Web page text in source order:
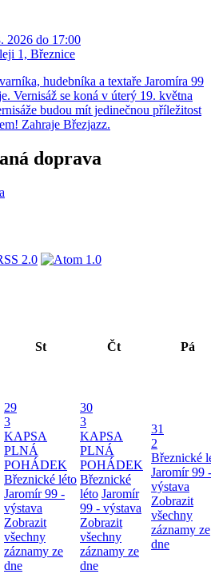
2026 do 17:00
1, Březnice
hudebníka a textaře Jaromíra 99
Vernisáž se koná v úterý 19. května
budou mít jedinečnou příležitost
Zahraje Březjazz.
doprava
St Čt Pá
29
3
KAPSA
PLNÁ
POHÁDEK
Březnické léto
Jaromír 99 -
výstava
Zobrazit
všechny
záznamy ze
dne
30
3
KAPSA
PLNÁ
POHÁDEK
Březnické
léto Jaromír
99 - výstava
Zobrazit
všechny
záznamy ze
dne
31
2
Březnické
Jaromír 99 -
výstava
Zobrazit
všechny
záznamy ze
dne